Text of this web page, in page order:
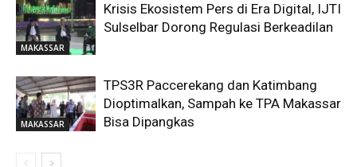
MAKASSAR
Krisis Ekosistem Pers di Era Digital, IJTI
Sulselbar Dorong Regulasi Berkeadilan
MAKASSAR
TPS3R Paccerekang dan Katimbang
Dioptimalkan, Sampah ke TPA Makassar
Bisa Dipangkas